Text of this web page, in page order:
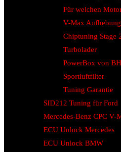
Für welchen
V-Max Aufhebung
Chiptuning Stage
Turbolader
PowerBox von
Sportluftfilter
Tuning Garantie
SID212 Tuning für Ford
Mercedes-Benz CPC V-
ECU Unlock Mercedes
ECU Unlock BMW